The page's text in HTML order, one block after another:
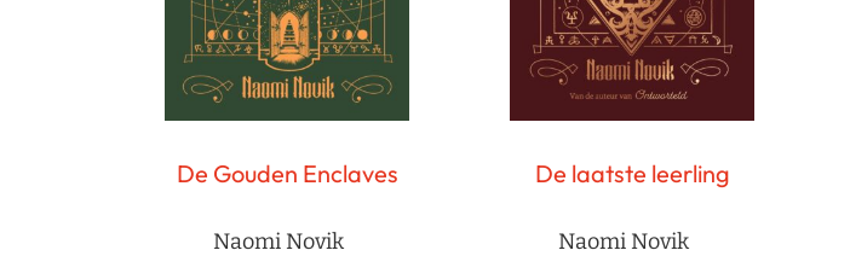
De Gouden Enclaves
Naomi Novik
De laatste leerling
Naomi Novik